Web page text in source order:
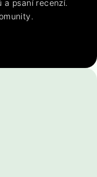
psaní recenzí.